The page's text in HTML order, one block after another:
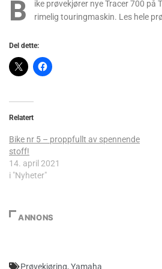
B
ike prøvekjører nye Tracer 700 på
rimelig touringmaskin. Les hele
Del dette:
Relatert
Bike nr 5 – proppfullt av spennende
stoff!
14. april 2021
i "Nyheter"
ANNONS
Prøvekjøring, Yamaha